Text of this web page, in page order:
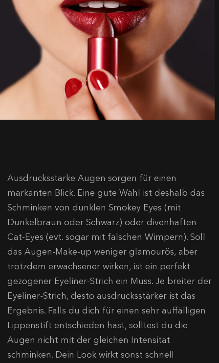
Ausdrucksstarke Augen sorgen für einen
markanten Blick. Eine gute Wahl ist deshalb das
Schminken von dunklen Smokey Eyes (mit
Dunkelbraun oder Schwarz) oder divenhaften
Cat-Eyes (evt. sogar mit falschen Wimpern). Soll
das Augen-Make-up weniger glamourös, aber
trotzdem erwachsener wirken, ist ein perfekt
gezogener Eyeliner-Strich ein Muss. Je breiter der
Eyeliner-Strich, desto ausdrucksstärker ist das
Ergebnis. Falls du dich für einen sehr auffälligen
Lippenstift entschieden hast, solltest du die
Augen nicht mit der gleichen Intensität
schminken. Dein Look wirkt sonst schnell